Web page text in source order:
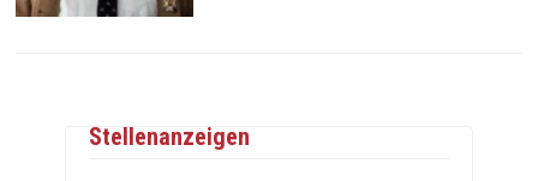
Stellenanzeigen